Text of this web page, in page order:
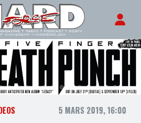
5 MARS 2019, 16:00